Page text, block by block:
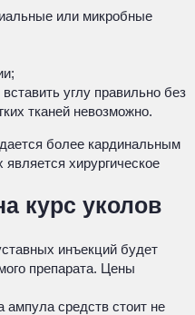
или микробные
углу правильно без
тканей невозможно.
более кардинальным
хирургическое
курс уколов
инъекций будет
препарата. Цены
ампула средств стоит не